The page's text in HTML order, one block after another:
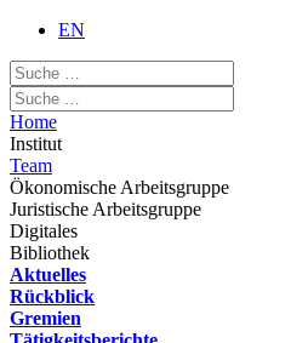
EN
Home
Institut
Team
Ökonomische Arbeitsgruppe
Juristische Arbeitsgruppe
Digitales
Bibliothek
Aktuelles
Rückblick
Gremien